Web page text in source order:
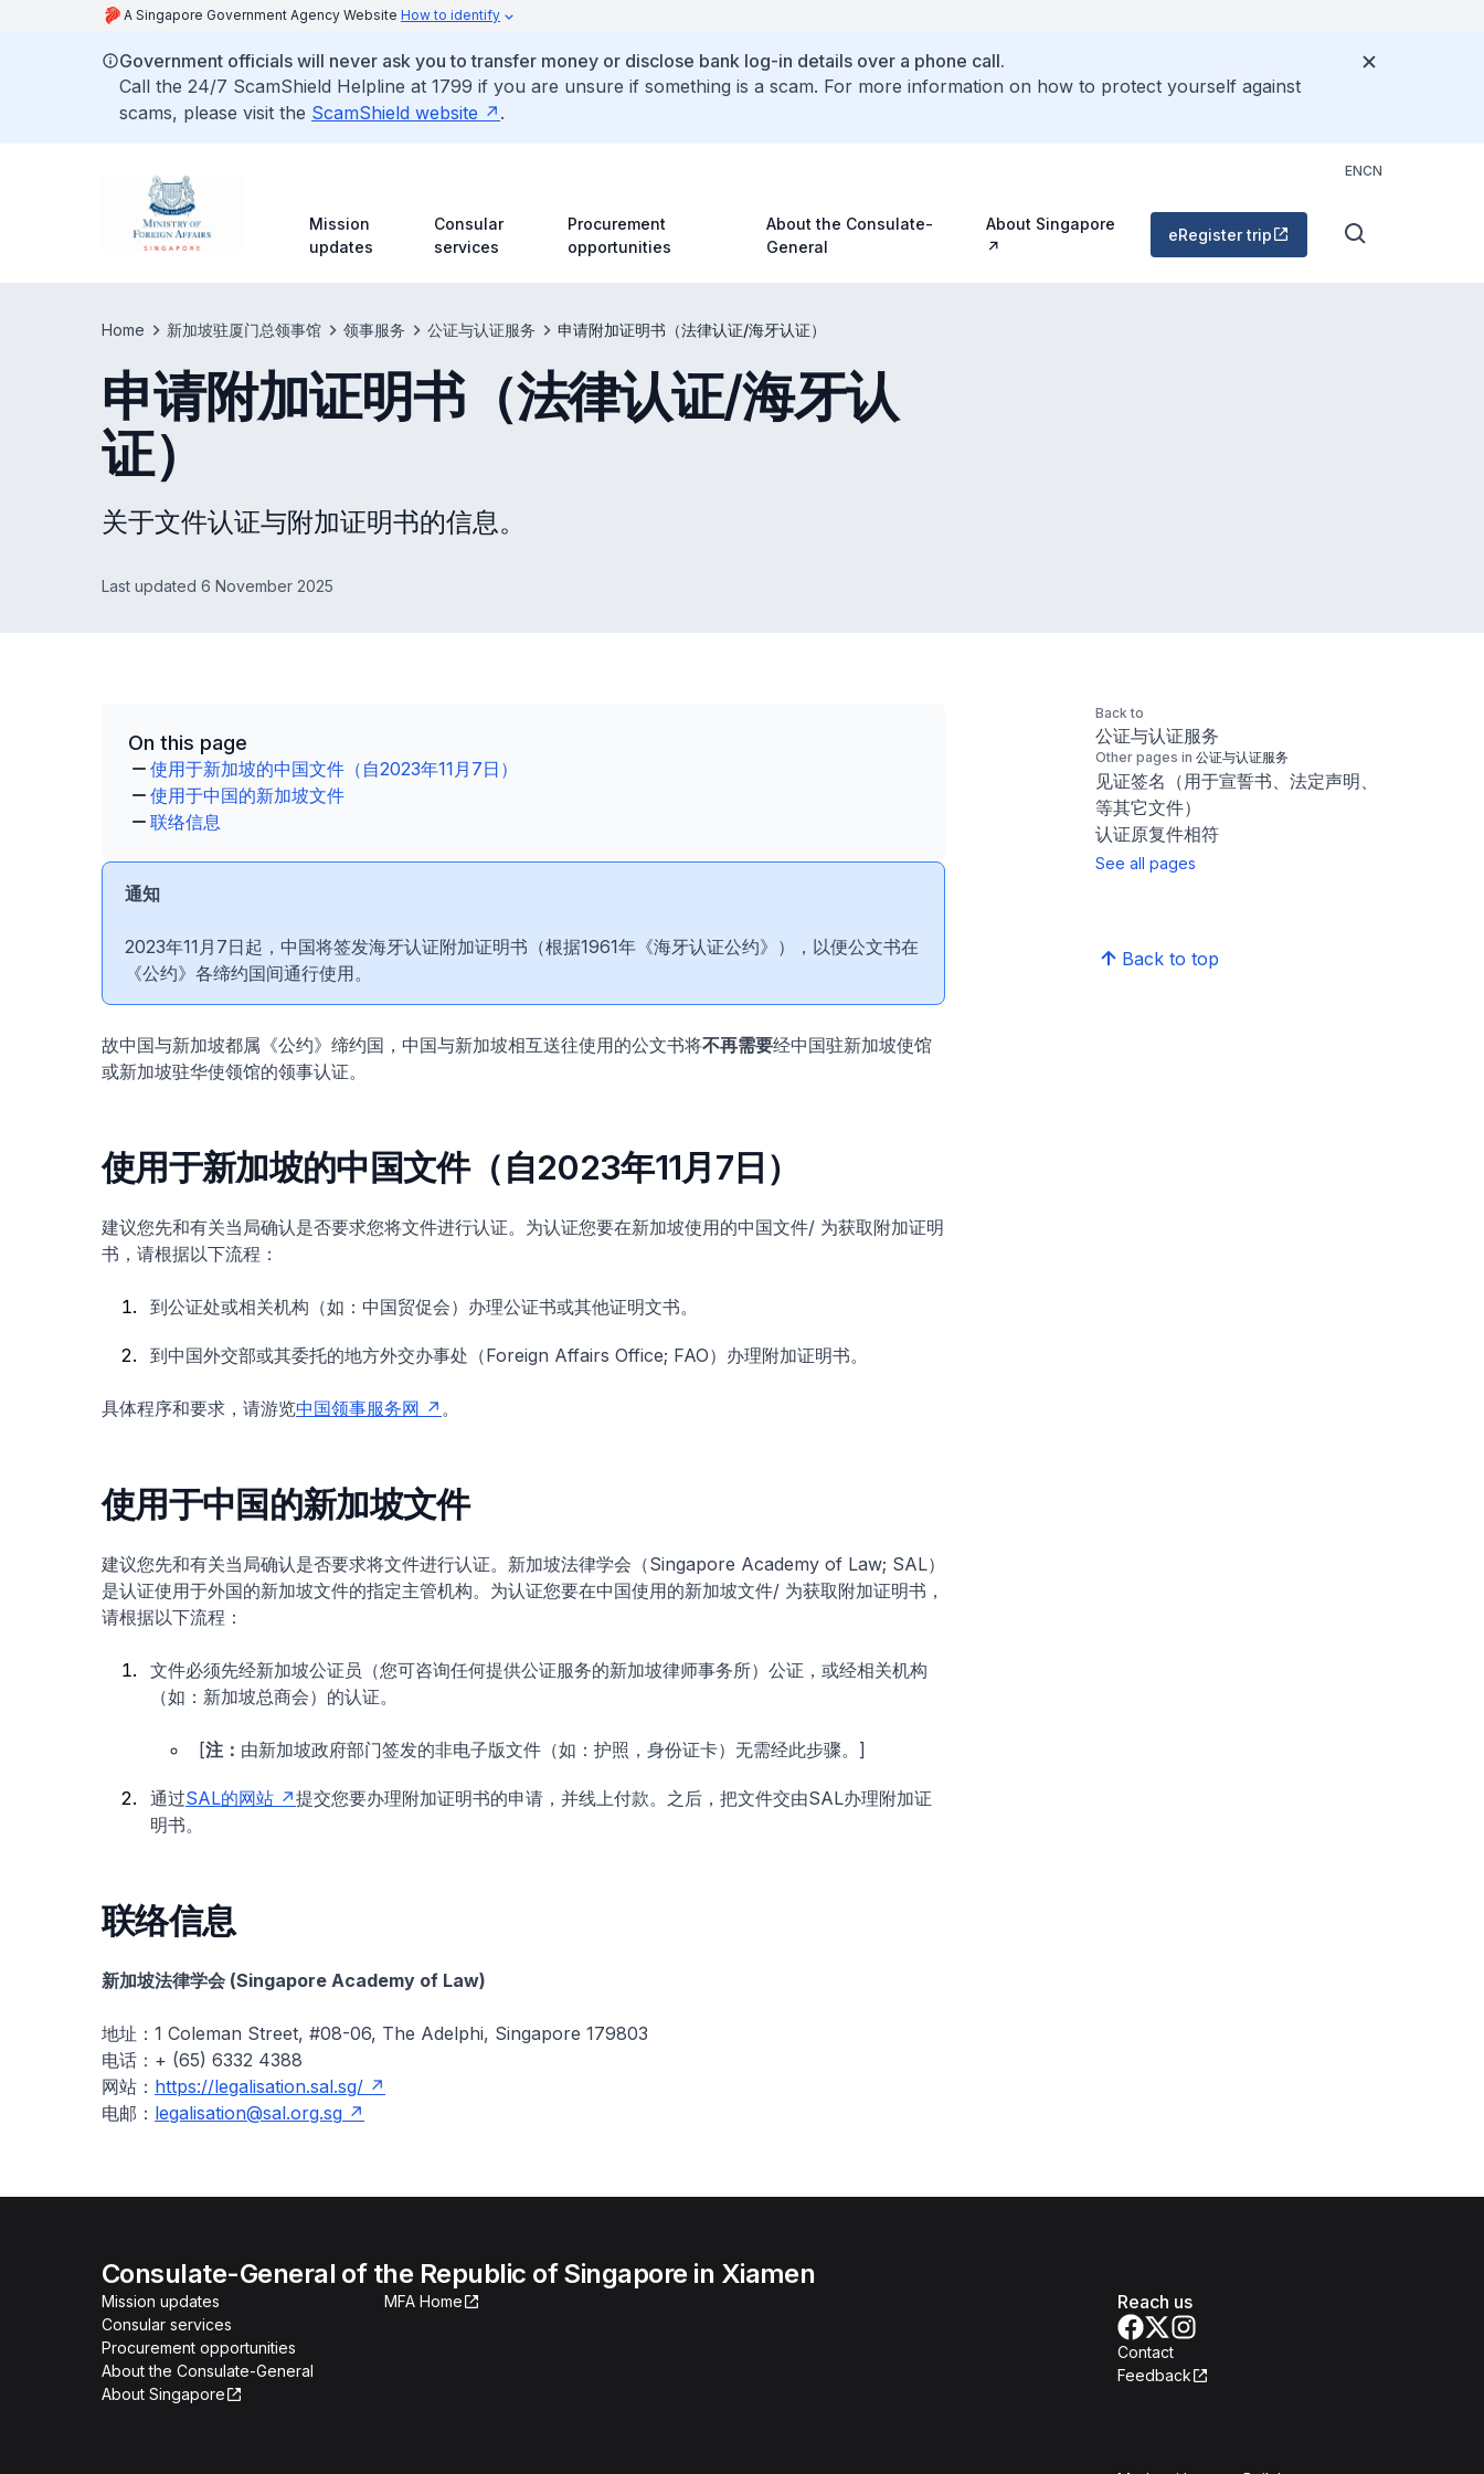
A Singapore Government Agency Website How to identify
Government officials will never ask you to transfer money or disclose bank log-in details over a phone call.
Call the 24/7 ScamShield Helpline at 1799 if you are unsure if something is a scam. For more information on how to protect yourself against
scams, please visit the ScamShield website .
ENCN
Mission
updates
Consular
services
Procurement
opportunities
About the Consulate-
General
About Singapore
eRegister trip
Home 新加坡驻厦门总领事馆 领事服务 公证与认证服务 申请附加证明书（法律认证/海牙认证）
申请附加证明书（法律认证/海牙认
证）
关于文件认证与附加证明书的信息。
Last updated 6 November 2025
On this page
使用于新加坡的中国文件（自2023年11月7日）
使用于中国的新加坡文件
联络信息
通知
2023年11月7日起，中国将签发海牙认证附加证明书（根据1961年《海牙认证公约》），以便公文书在
《公约》各缔约国间通行使用。
故中国与新加坡都属《公约》缔约国，中国与新加坡相互送往使用的公文书将不再需要经中国驻新加坡使馆
或新加坡驻华使领馆的领事认证。
使用于新加坡的中国文件（自2023年11月7日）
建议您先和有关当局确认是否要求您将文件进行认证。为认证您要在新加坡使用的中国文件/ 为获取附加证明
书，请根据以下流程：
到公证处或相关机构（如：中国贸促会）办理公证书或其他证明文书。
到中国外交部或其委托的地方外交办事处（Foreign Affairs Office; FAO）办理附加证明书。
具体程序和要求，请游览中国领事服务网 。
使用于中国的新加坡文件
建议您先和有关当局确认是否要求将文件进行认证。新加坡法律学会（Singapore Academy of Law; SAL）
是认证使用于外国的新加坡文件的指定主管机构。为认证您要在中国使用的新加坡文件/ 为获取附加证明书，
请根据以下流程：
文件必须先经新加坡公证员（您可咨询任何提供公证服务的新加坡律师事务所）公证，或经相关机构
（如：新加坡总商会）的认证。
[注： 由新加坡政府部门签发的非电子版文件（如：护照，身份证卡）无需经此步骤。]
通过SAL的网站
提交您要办理附加证明书的申请，并线上付款。之后，把文件交由SAL办理附加证
明书。
联络信息
新加坡法律学会 (Singapore Academy of Law)
地址：1 Coleman Street, #08-06, The Adelphi, Singapore 179803
电话：+ (65) 6332 4388
网站： https://legalisation.sal.sg/
电邮： legalisation@sal.org.sg
Back to
公证与认证服务
Other pages in 公证与认证服务
见证签名（用于宣誓书、法定声明、
等其它文件）
认证原复件相符
See all pages
Back to top
Consulate-General of the Republic of Singapore in Xiamen
Mission updates
Consular services
Procurement opportunities
About the Consulate-General
About Singapore
MFA Home Reach us
Contact
Feedback